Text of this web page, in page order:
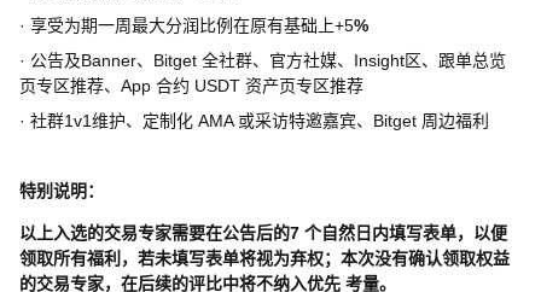
· 享受为期一周最大分润比例在原有基础上+5%
· 公告及Banner、 Bitget 全社群、官方社媒、 Insight区、跟单总览
页专区推荐、 App 合约 USDT 资产页专区推荐
· 社群1v1维护、定制化 AMA 或采访特邀嘉宾、 Bitget 周边福利
特别说明：
以上入选的交易专家需要在公告后的7 个自然日内填写表单，以便
领取所有福利，若未填写表单将视为弃权；本次没有确认领取权益
的交易专家，在后续的评比中将不纳入优先 考量。